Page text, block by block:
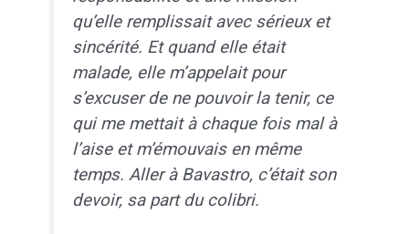
qu’elle remplissait avec sérieux et
sincérité. Et quand elle était
malade, elle m’appelait pour
s’excuser de ne pouvoir la tenir, ce
qui me mettait à chaque fois mal à
l’aise et m’émouvais en même
temps. Aller à Bavastro, c’était son
devoir, sa part du colibri.